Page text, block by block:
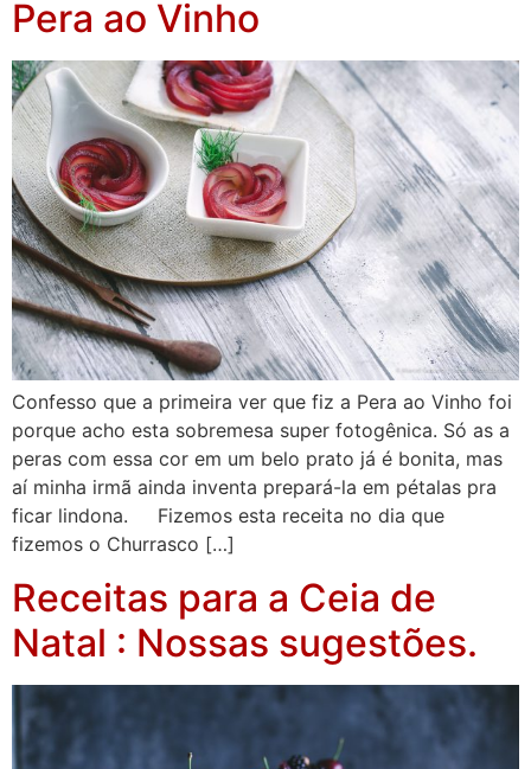
Pera ao Vinho
Confesso que a primeira ver que fiz a Pera ao Vinho foi
porque acho esta sobremesa super fotogênica. Só as a
peras com essa cor em um belo prato já é bonita, mas
aí minha irmã ainda inventa prepará-la em pétalas pra
ficar lindona. Fizemos esta receita no dia que
fizemos o Churrasco […]
Receitas para a Ceia de
Natal : Nossas sugestões.